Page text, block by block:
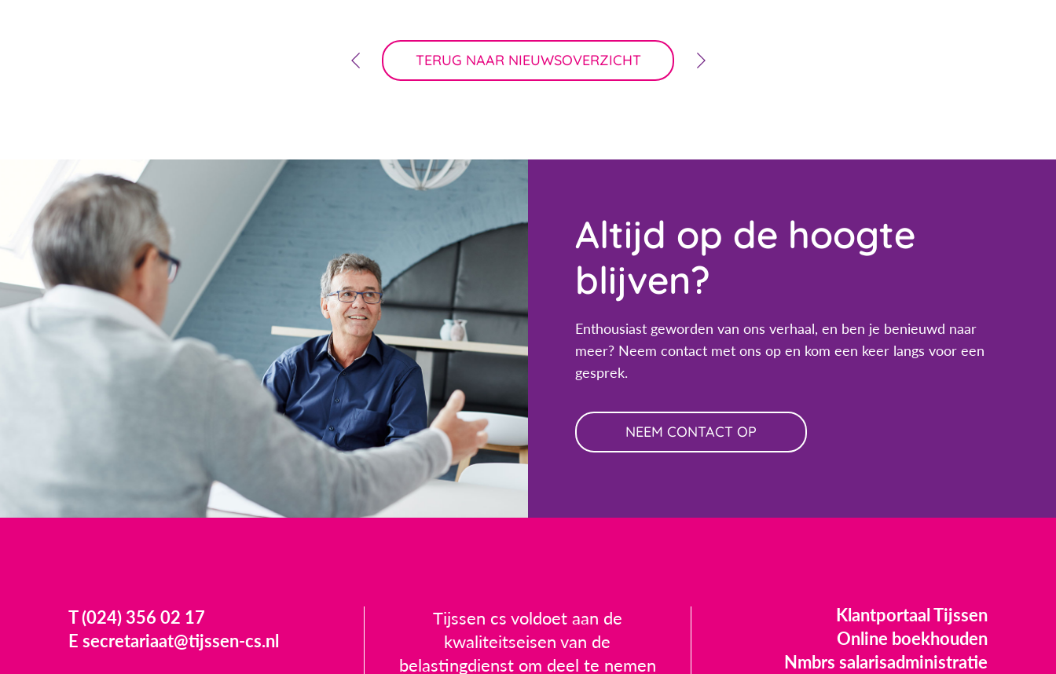
TERUG NAAR NIEUWSOVERZICHT
Altijd op de hoogte
blijven?
Enthousiast geworden van ons verhaal, en ben je benieuwd naar
meer? Neem contact met ons op en kom een keer langs voor een
gesprek.
NEEM CONTACT OP
T (024) 356 02 17
E secretariaat@tijssen-cs.nl
Tijssen cs voldoet aan de
kwaliteitseisen van de
belastingdienst om deel te nemen
Klantportaal Tijssen
Online boekhouden
Nmbrs salarisadministratie